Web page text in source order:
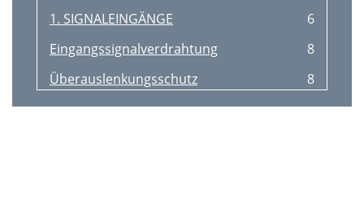
1. SIGNALEINGÄNGE
6
Eingangssignalverdrahtung
8
Überauslenkungsschutz
8
Überhitzungsschutz
8